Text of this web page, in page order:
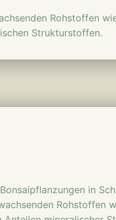
Rohstoffen
Strukturstoffen.
in
Rohstoffen